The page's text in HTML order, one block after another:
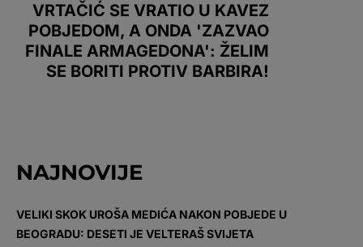
VRTAČIĆ SE VRATIO U KAVEZ
POBJEDOM, A ONDA 'ZAZVAO
FINALE ARMAGEDONA': ŽELIM
SE BORITI PROTIV BARBIRA!
NAJNOVIJE
VELIKI SKOK UROŠA MEDIĆA NAKON POBJEDE U
BEOGRADU: DESETI JE VELTERAŠ SVIJETA